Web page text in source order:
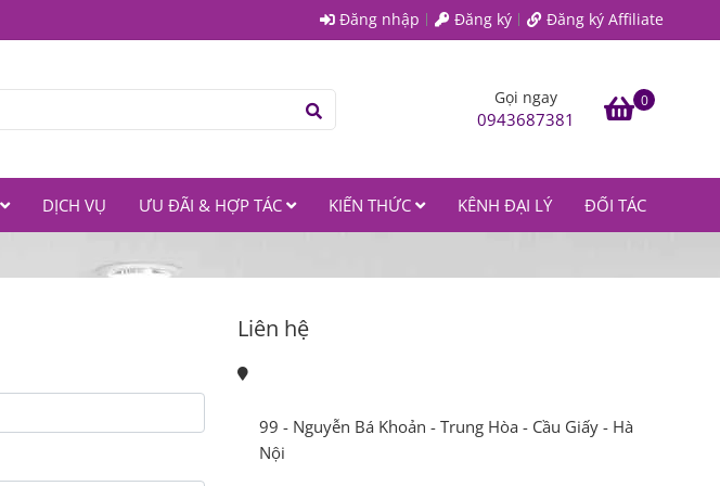
Đăng nhập Đăng ký Đăng ký Affiliate
Gọi ngay
0943687381
0
DỊCH VỤ ƯU ĐÃI & HỢP TÁC KIẾN THỨC KÊNH ĐẠI LÝ ĐỐI TÁC
Liên hệ
99 - Nguyễn Bá Khoản - Trung Hòa - Cầu Giấy - Hà
Nội